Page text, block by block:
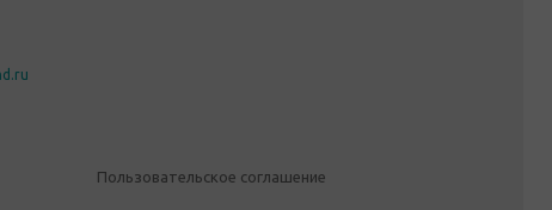
Пользовательское соглашение